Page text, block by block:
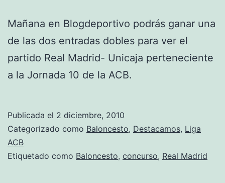
Mañana en Blogdeportivo podrás ganar una
de las dos entradas dobles para ver el
partido Real Madrid- Unicaja perteneciente
a la Jornada 10 de la ACB.
Publicada el 2 diciembre, 2010
Categorizado como Baloncesto, Destacamos, Liga
ACB
Etiquetado como Baloncesto, concurso, Real Madrid